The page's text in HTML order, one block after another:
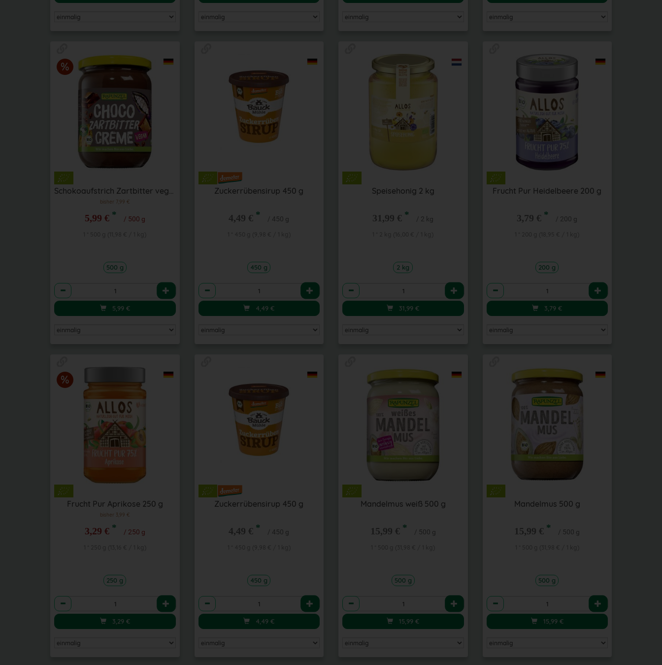
Schokoaufstrich Zartbitter vegan (MHD 10.7.2026) 500 g
bisher 7,99 €
5,99 €* / 500 g
500 g
Anzahl
5,99 €
Zuckerrübensirup 450 g
4,49 € * / 450 g
450 g
Anzahl
4,49€
Speisehonig 2 kg
31,99 € * / 2 kg
2 kg
Anzahl
31,99€
Frucht Pur Heidelbeere 200 g
3,79 € * / 200 g
200 g
Anzahl
3,79€
Frucht Pur Aprikose 250 g
bisher 3,99 €
3,29 €* / 250 g
250 g
Anzahl
3,29 €
Zuckerrübensirup 450 g
4,49 € * / 450 g
450 g
Anzahl
4,49€
Mandelmus weiß 500 g
15,99 € * / 500 g
500 g
Anzahl
15,99€
Mandelmus 500 g
15,99 € * / 500 g
500 g
Anzahl
15,99 €